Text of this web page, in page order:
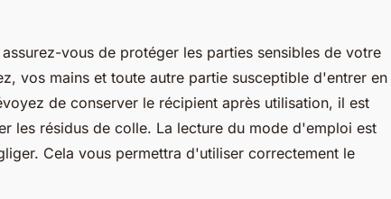
vous de protéger les parties sensibles de votre
vos mains et toute autre partie susceptible d'entrer en
de conserver le récipient après utilisation, il est
les résidus de colle. La lecture du mode d'emploi est
Cela vous permettra d'utiliser correctement le